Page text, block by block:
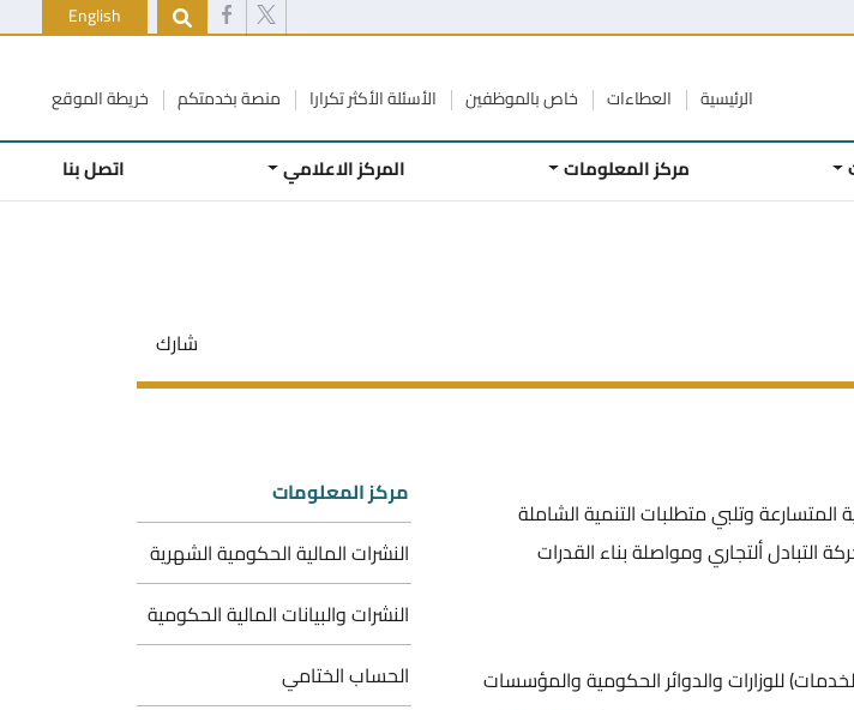
English
الرئيسية العطاءات خاص بالموظفين الأسئلة الأكثر تكرارا منصة بخدمتكم خريطة الموقع
مركز المعلومات المركز الاعلامي اتصل بنا
شارك
المتسارعة وتلبي متطلبات التنمية الشاملة
التبادل ألتجاري ومواصلة بناء القدرات
للوزارات والدوائر الحكومية والمؤسسات
مركز المعلومات
النشرات المالية الحكومية الشهرية
النشرات والبيانات المالية الحكومية
الحساب الختامي